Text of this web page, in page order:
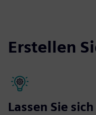
Erstellen
Lassen Sie